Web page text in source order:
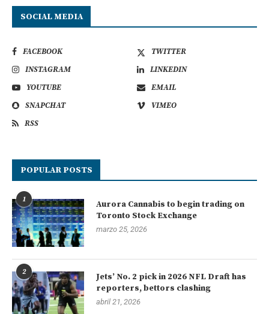
SOCIAL MEDIA
FACEBOOK
TWITTER
INSTAGRAM
LINKEDIN
YOUTUBE
EMAIL
SNAPCHAT
VIMEO
RSS
POPULAR POSTS
1
Aurora Cannabis to begin trading on
Toronto Stock Exchange
marzo 25, 2026
2
Jets’ No. 2 pick in 2026 NFL Draft has
reporters, bettors clashing
abril 21, 2026